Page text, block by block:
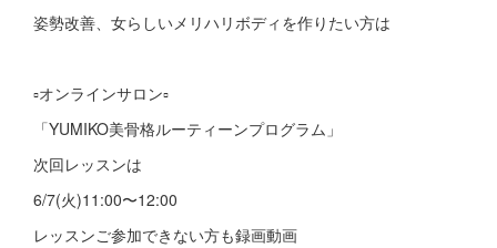
姿勢改善、女らしいメリハリボディを作りたい方は
▫️オンラインサロン▫️
「YUMIKO美骨格ルーティーンプログラム」
次回レッスンは
6/7(火)11:00〜12:00
レッスンご参加できない方も録画動画